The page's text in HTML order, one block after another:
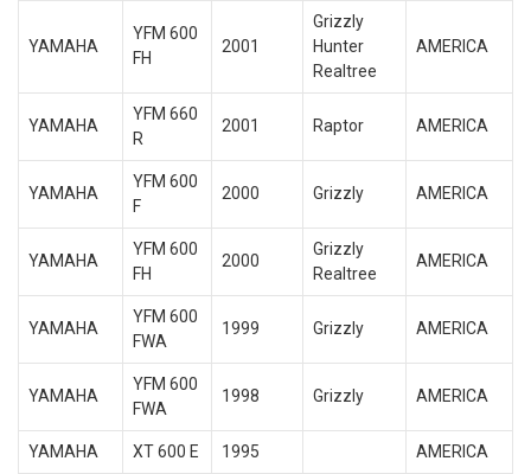
YAMAHA
YFM 600
FH
2001
Grizzly
Hunter
Realtree
AMERICA
YAMAHA
YFM 660
R
2001 Raptor AMERICA
YAMAHA
YFM 600
F
2000 Grizzly AMERICA
YAMAHA
YFM 600
FH
2000
Grizzly
Realtree
AMERICA
YAMAHA
YFM 600
FWA
1999 Grizzly AMERICA
YAMAHA
YFM 600
FWA
1998 Grizzly AMERICA
YAMAHA XT 600 E 1995 AMERICA